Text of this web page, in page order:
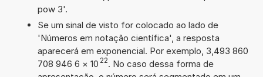
pow 3'.
Se um sinal de visto for colocado ao lado de
'Números em notação científica', a resposta
aparecerá em exponencial. Por exemplo, 3,493 860
708 946 6 × 10 22. No caso dessa forma de